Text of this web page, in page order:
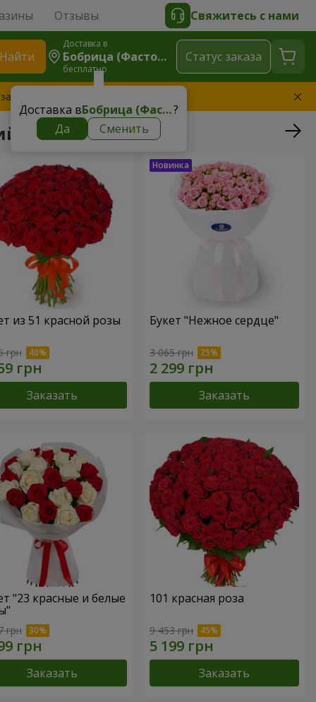
Отзывы Свяжитесь с нами
Найти
Доставка в
Бобрица (Фастовский Р-Н)
бесплатно
Доставка в Бобрица (Фастовский р-н)?
Да
Сменить
Cтатус заказа
букет
р-н)
из 51 красной розы
грн
Заказать
Букет "Нежное сердце"
3 065 грн
Заказать
"23 красные и белые
грн
Заказать
101 красная роза
9 453 грн
Заказать